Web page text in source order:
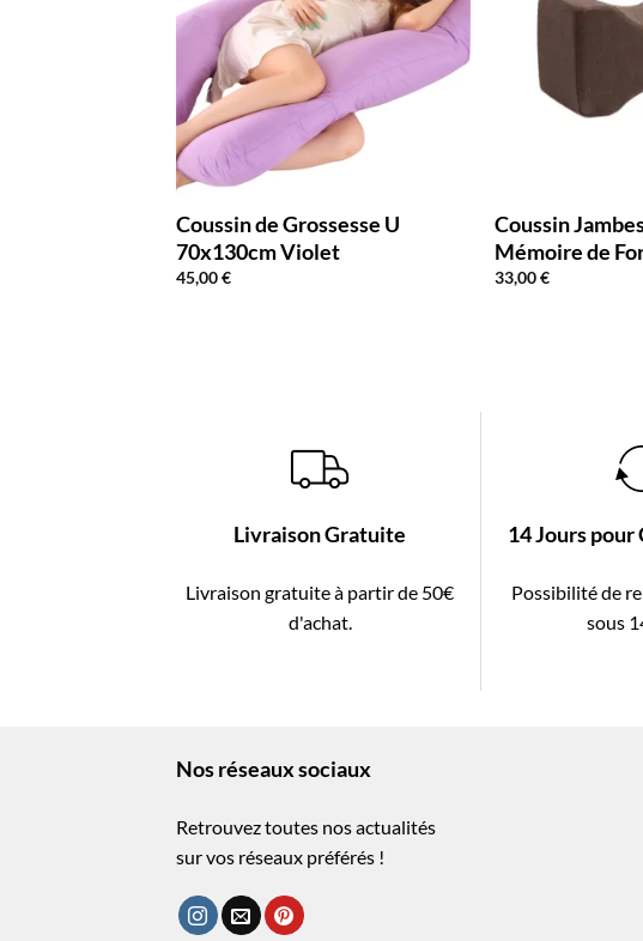
Coussin de Grossesse U
70x130cm Violet
45,00€
Coussin
Mémoire de
33,00€
Livraison Gratuite
Livraison gratuite à partir de 50€
d'achat.
14 Jours pour
Possibilité de
sous
Nos réseaux sociaux
Retrouvez toutes nos actualités
sur vos réseaux préférés !